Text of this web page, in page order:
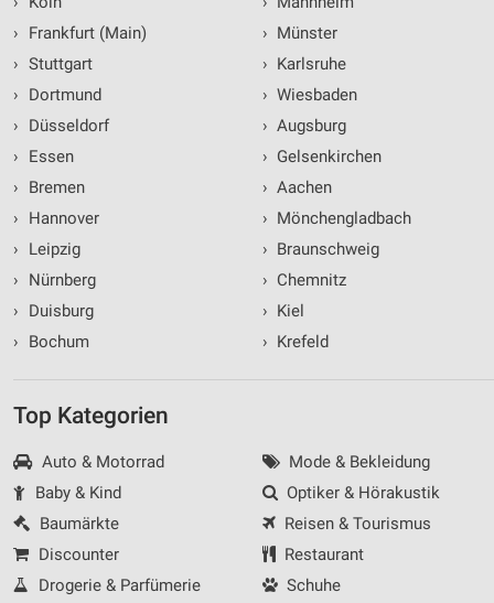
›
Frankfurt (Main)
› Stuttgart
›
Dortmund
›
Düsseldorf
›
Essen
›
Bremen
›
Hannover
›
Leipzig
›
Nürnberg
›
Duisburg
›
Bochum
› Münster
› Karlsruhe
› Wiesbaden
› Augsburg
› Gelsenkirchen
› Aachen
› Mönchengladbach
› Braunschweig
› Chemnitz
› Kiel
› Krefeld
Top Kategorien
Auto & Motorrad
Baby & Kind
Baumärkte
Discounter
Drogerie & Parfümerie
Mode & Bekleidung
Optiker & Hörakustik
Reisen & Tourismus
Restaurant
Schuhe